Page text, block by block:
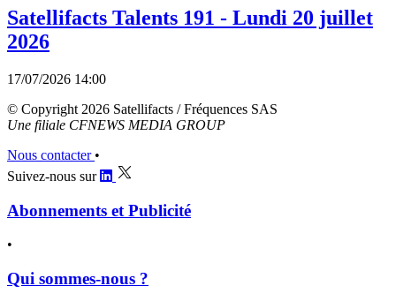
Satellifacts Talents 191 - Lundi 20 juillet
2026
17/07/2026 14:00
© Copyright 2026 Satellifacts / Fréquences SAS
Une filiale CFNEWS MEDIA GROUP
Nous contacter •
Suivez-nous sur
Abonnements et Publicité
•
Qui sommes-nous ?